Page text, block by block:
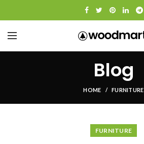
Blog
HOME FURNITURE
FURNITURE